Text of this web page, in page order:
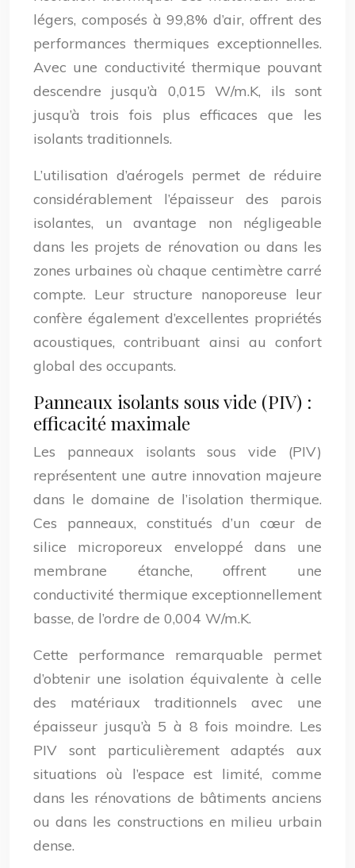
légers, composés à 99,8% d’air, offrent des
performances thermiques exceptionnelles.
Avec une conductivité thermique pouvant
descendre jusqu’à 0,015 W/m.K, ils sont
jusqu’à trois fois plus efficaces que les
isolants traditionnels.
L’utilisation d’aérogels permet de réduire
considérablement l’épaisseur des parois
isolantes, un avantage non négligeable
dans les projets de rénovation ou dans les
zones urbaines où chaque centimètre carré
compte. Leur structure nanoporeuse leur
confère également d’excellentes propriétés
acoustiques, contribuant ainsi au confort
global des occupants.
Panneaux isolants sous vide (PIV) :
efficacité maximale
Les panneaux isolants sous vide (PIV)
représentent une autre innovation majeure
dans le domaine de l’isolation thermique.
Ces panneaux, constitués d’un cœur de
silice microporeux enveloppé dans une
membrane étanche, offrent une
conductivité thermique exceptionnellement
basse, de l’ordre de 0,004 W/m.K.
Cette performance remarquable permet
d’obtenir une isolation équivalente à celle
des matériaux traditionnels avec une
épaisseur jusqu’à 5 à 8 fois moindre. Les
PIV sont particulièrement adaptés aux
situations où l’espace est limité, comme
dans les rénovations de bâtiments anciens
ou dans les constructions en milieu urbain
dense.